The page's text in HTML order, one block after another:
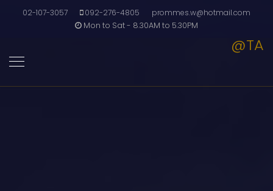
02-107-3057 092-276-4805
prommes.w@hotmail.com
Mon to Sat - 8.30AM to 5.30PM
@TA